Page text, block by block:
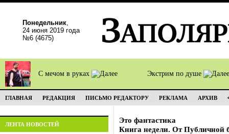
Понедельник,
24 июня 2019 года
№6 (4675)
С мечом в руках Экстрим по душе
ГЛАВНАЯ РЕДАКЦИЯ ПИСЬМО РЕДАКТОРУ РЕКЛАМА АРХИВ
ЛЕНТА НОВОСТЕЙ
Это фантастика
Книга недели. От Публичной